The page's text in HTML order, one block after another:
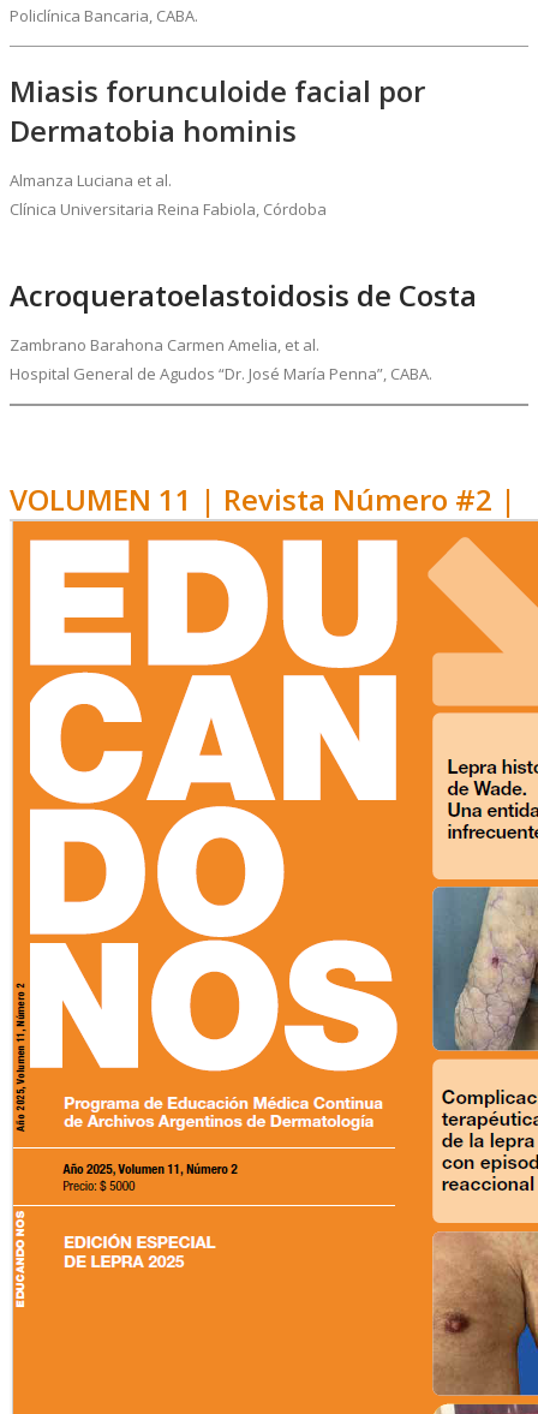
Policlínica Bancaria, CABA.
Miasis forunculoide facial por
Dermatobia hominis
Almanza Luciana et al.
Clínica Universitaria Reina Fabiola, Córdoba
Acroqueratoelastoidosis de Costa
Zambrano Barahona Carmen Amelia, et al.
Hospital General de Agudos “Dr. José María Penna”, CABA.
VOLUMEN 11 | Revista Número #2 |